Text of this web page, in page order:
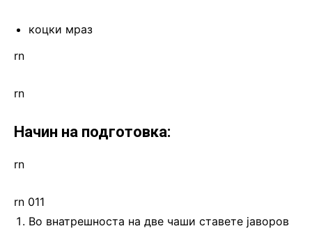
коцки мраз
rn
rn
Начин на подготовка:
rn
rn 011
Во внатрешноста на две чаши ставете јаворов